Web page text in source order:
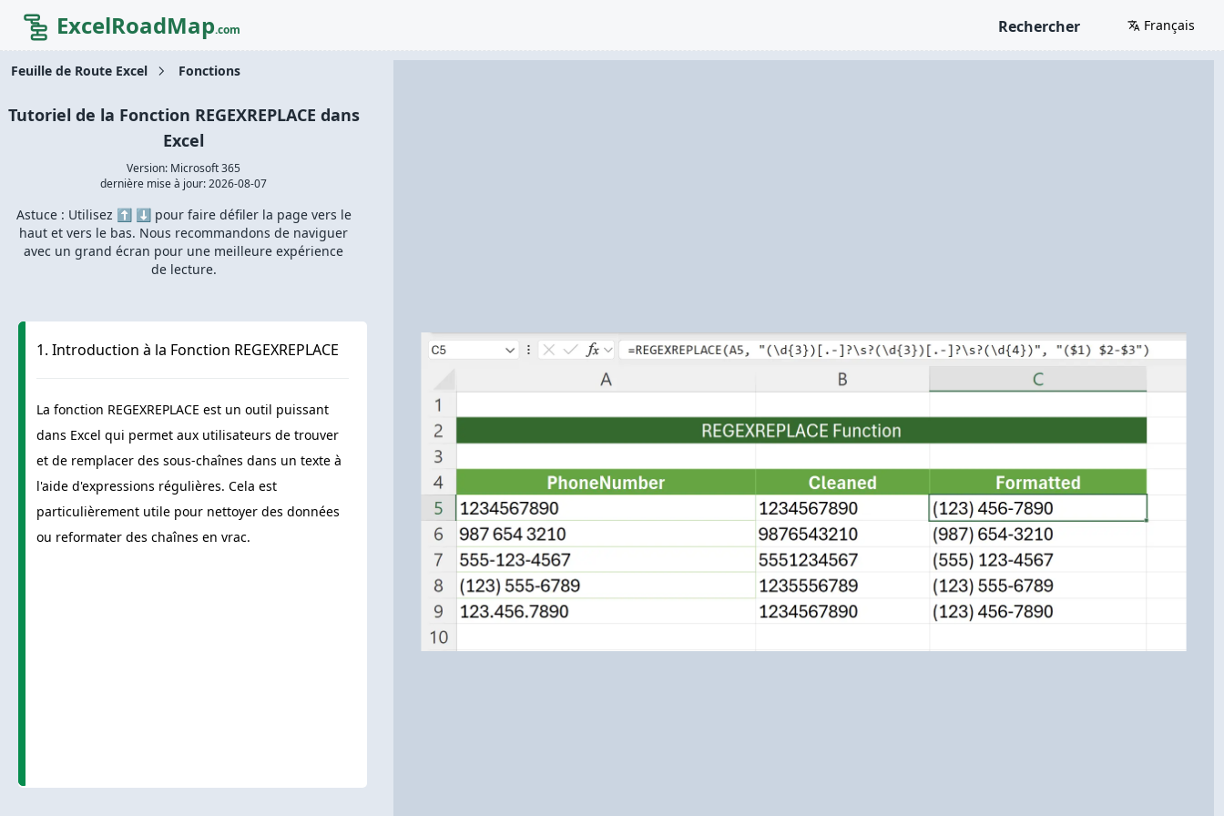
ExcelRoadMap.com Rechercher Français
Feuille de Route Excel Fonctions
Tutoriel de la Fonction REGEXREPLACE dans
Excel
Version: Microsoft 365
dernière mise à jour:2026-08-07
Astuce : Utilisez ⬆️ ⬇️ pour faire défiler la page vers le
haut et vers le bas. Nous recommandons de naviguer
avec un grand écran pour une meilleure expérience
de lecture.
1. Introduction à la Fonction REGEXREPLACE
La fonction REGEXREPLACE est un outil puissant
dans Excel qui permet aux utilisateurs de trouver
et de remplacer des sous-chaînes dans un texte à
l'aide d'expressions régulières. Cela est
particulièrement utile pour nettoyer des données
ou reformater des chaînes en vrac.